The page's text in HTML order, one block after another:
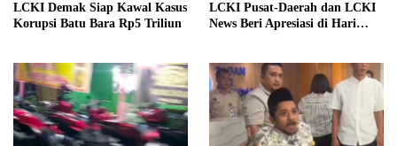
LCKI Demak Siap Kawal Kasus
Korupsi Batu Bara Rp5 Triliun
LCKI Pusat-Daerah dan LCKI
News Beri Apresiasi di Hari